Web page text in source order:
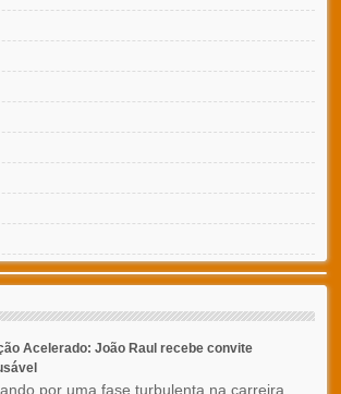
Acelerado: João Raul recebe convite
por uma fase turbulenta na carreira